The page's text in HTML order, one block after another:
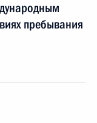
пребывания